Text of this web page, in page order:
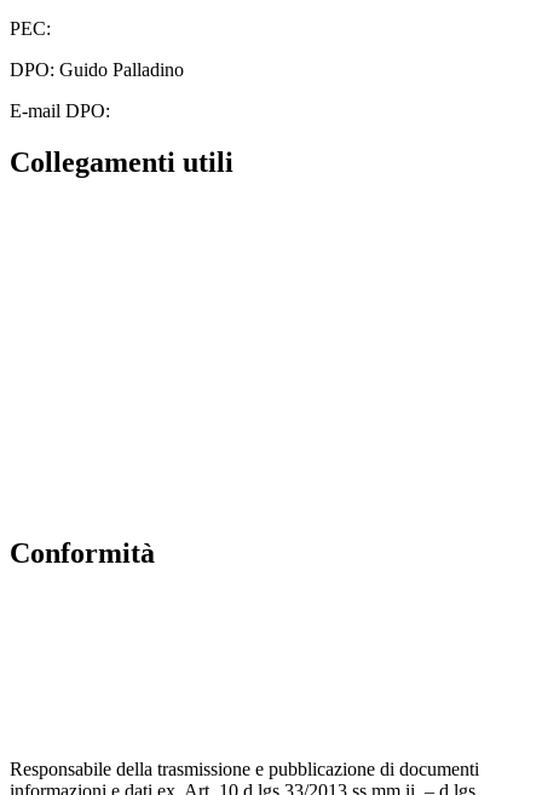
PEC:
DPO: Guido Palladino
E-mail DPO:
Collegamenti utili
Conformità
Responsabile della trasmissione e pubblicazione di documenti
informazioni e dati ex. Art. 10 d.lgs 33/2013 ss.mm.ii. – d.lgs